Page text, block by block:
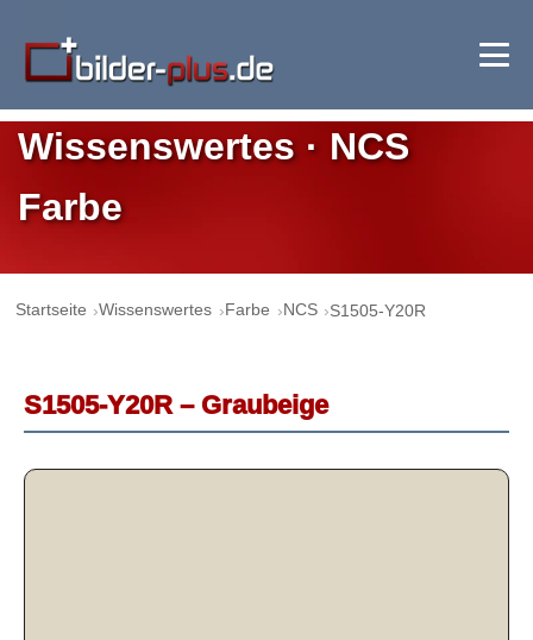
Wissenswertes · NCS
Farbe
Startseite Wissenswertes Farbe NCS S1505-Y20R
S1505-Y20R – Graubeige